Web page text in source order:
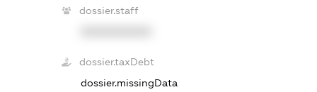
dossier.staff
dossier.taxDebt
dossier.missingData